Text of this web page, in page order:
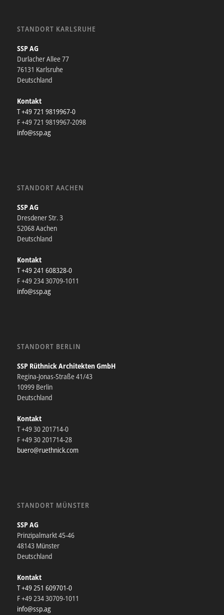
STANDORT KARLSRUHE
SSP AG
Durlacher Allee 77
76131 Karlsruhe
Deutschland
Kontakt
T +49 721 9819967-0
F +49 721 9819967-2098
info@ssp.ag
STANDORT AACHEN
SSP AG
Dresdener Str. 3
52068 Aachen
Deutschland
Kontakt
T +49 241 608328-0
F +49 234 30709-1011
info@ssp.ag
STANDORT BERLIN
SSP Rüthnick Architekten GmbH
Regina-Jonas-Straße 41/43
10999 Berlin
Deutschland
Kontakt
T +49 30 201714-0
F +49 30 201714-28
buero@ruethnick.com
STANDORT MÜNSTER
SSP AG
Prinzipalmarkt 45-46
48143 Münster
Deutschland
Kontakt
T +49 251 609701-0
F +49 234 30709-1011
info@ssp.ag